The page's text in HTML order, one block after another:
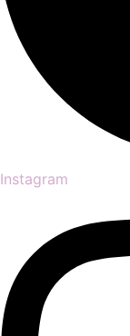
Instagram